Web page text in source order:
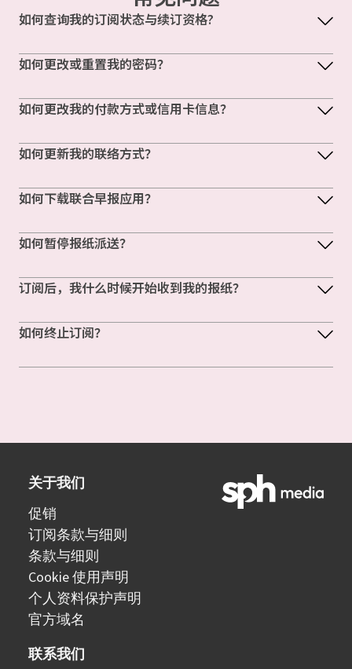
如何查询我的订阅状态与续订资格?
如何更改或重置我的密码？
如何更改我的付款方式或信用卡信息？
如何更新我的联络方式？
如何下载联合早报应用？
如何暂停报纸派送？
订阅后，我什么时候开始收到我的报纸？
如何终止订阅？
关于我们
促销
订阅条款与细则
条款与细则
Cookie 使用声明
个人资料保护声明
官方域名
联系我们